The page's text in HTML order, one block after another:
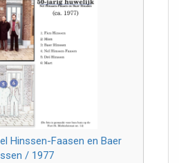
Hinssen-Faasen en Baer
/ 1977